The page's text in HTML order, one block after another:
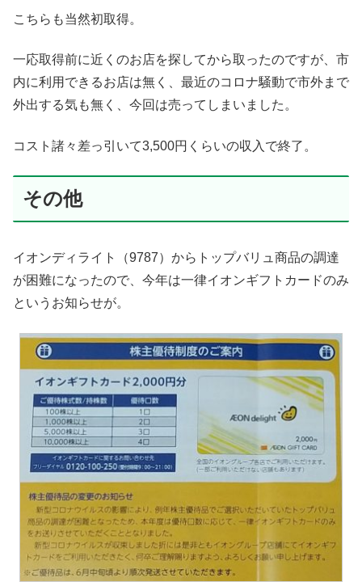
こちらも当然初取得。
一応取得前に近くのお店を探してから取ったのですが、市
内に利用できるお店は無く、最近のコロナ騒動で市外まで
外出する気も無く、今回は売ってしまいました。
コスト諸々差っ引いて3,500円くらいの収入で終了。
その他
イオンディライト（9787）からトップバリュ商品の調達
が困難になったので、今年は一律イオンギフトカードのみ
というお知らせが。